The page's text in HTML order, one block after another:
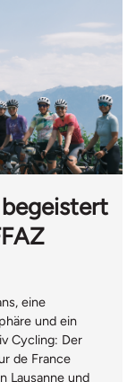
eine
und ein
Cycling: Der
de France
Lausanne und